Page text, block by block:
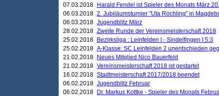
07.03.2018
Harald Fendel ist Spieler des Monats März
06.03.2018 2. Jubiläumsturnier "Uta Röchling" in
06.03.2018 Jugendblitz März
28.02.2018 Zweite Runde der Vereinsmeisterschaft 2018
25.02.2018
Bezirksliga : Leinfelden I - Sindelfingen I 5:3
25.02.2018 A-Klasse: SC Leinfelden 2 unentschieden
21.02.2018
Neues Mitglied Nico Bauerfeld
21.02.2018 Vereinsmeisterschaft 2018 ist gestartet
16.02.2018 Stadtmeisterschaft 2017/2018 beendet
06.02.2018 Jugendblitz Februar
06.02.2018
Dr. Markus Kottke - Spieler des Monats